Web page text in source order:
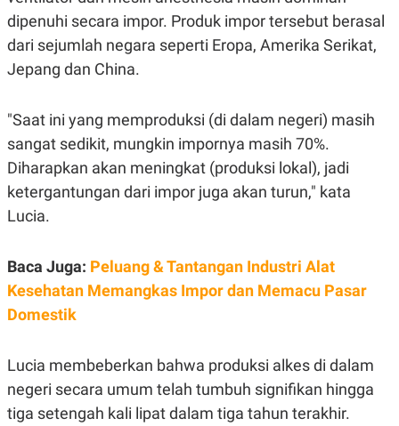
dipenuhi secara impor. Produk impor tersebut berasal
dari sejumlah negara seperti Eropa, Amerika Serikat,
Jepang dan China.
"Saat ini yang memproduksi (di dalam negeri) masih
sangat sedikit, mungkin impornya masih 70%.
Diharapkan akan meningkat (produksi lokal), jadi
ketergantungan dari impor juga akan turun," kata
Lucia.
Baca Juga: Peluang & Tantangan Industri Alat
Kesehatan Memangkas Impor dan Memacu Pasar
Domestik
Lucia membeberkan bahwa produksi alkes di dalam
negeri secara umum telah tumbuh signifikan hingga
tiga setengah kali lipat dalam tiga tahun terakhir.